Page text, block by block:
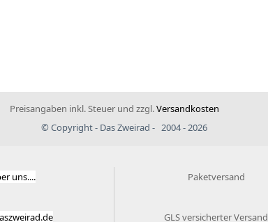
Preisangaben inkl. Steuer und zzgl.Versandkosten
© Copyright - Das Zweirad - 2004 - 2026
uns.... Paketversand
GLS versicherter Versand